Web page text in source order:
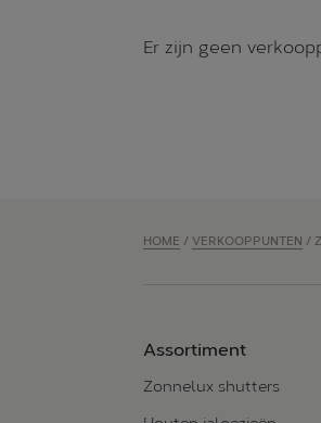
Er zijn geen
HOME / VERKOOPPUNTEN /
Assortiment
Zonnelux shutters